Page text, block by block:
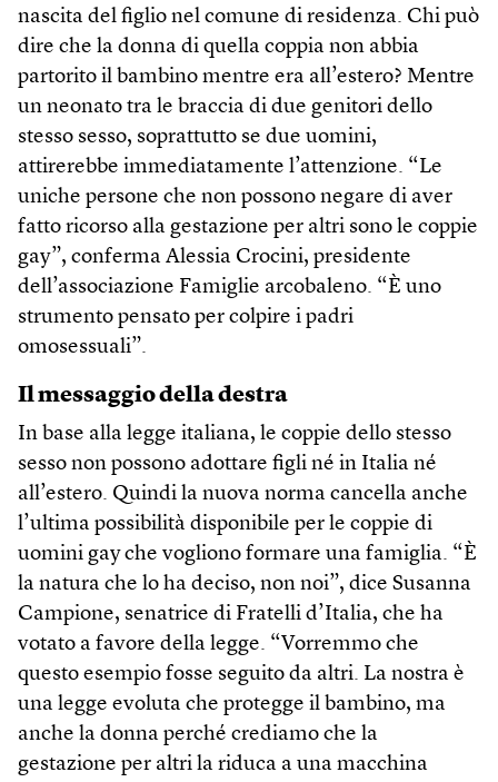
nascita del figlio nel comune di residenza. Chi può
dire che la donna di quella coppia non abbia
partorito il bambino mentre era all’estero? Mentre
un neonato tra le braccia di due genitori dello
stesso sesso, soprattutto se due uomini,
attirerebbe immediatamente l’attenzione. “Le
uniche persone che non possono negare di aver
fatto ricorso alla gestazione per altri sono le coppie
gay”, conferma Alessia Crocini, presidente
dell’associazione Famiglie arcobaleno. “È uno
strumento pensato per colpire i padri
omosessuali”.
Il messaggio della destra
In base alla legge italiana, le coppie dello stesso
sesso non possono adottare figli né in Italia né
all’estero. Quindi la nuova norma cancella anche
l’ultima possibilità disponibile per le coppie di
uomini gay che vogliono formare una famiglia. “È
la natura che lo ha deciso, non noi”, dice Susanna
Campione, senatrice di Fratelli d’Italia, che ha
votato a favore della legge. “Vorremmo che
questo esempio fosse seguito da altri. La nostra è
una legge evoluta che protegge il bambino, ma
anche la donna perché crediamo che la
gestazione per altri la riduca a una macchina